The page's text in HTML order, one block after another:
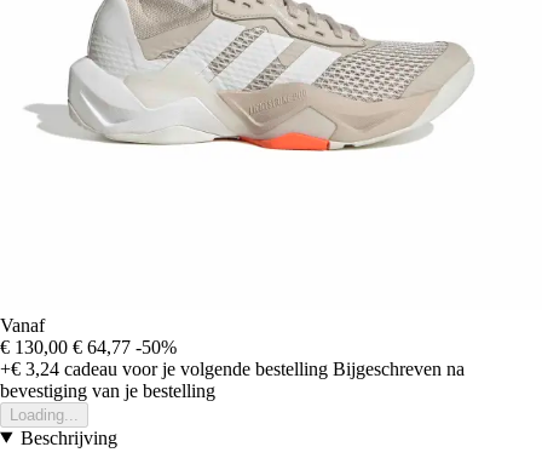
Vanaf
€ 130,00 € 64,77 -50%
+€ 3,24 cadeau voor je volgende bestelling Bijgeschreven na
bevestiging van je bestelling
Loading...
Beschrijving